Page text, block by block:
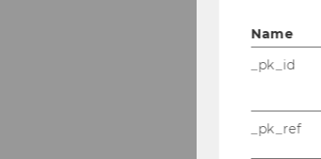
Name
_pk_id
_pk_ref